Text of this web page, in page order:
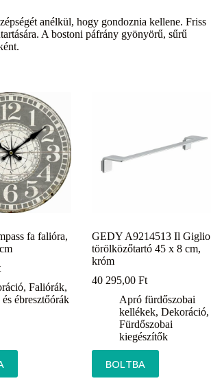
anélkül, hogy gondoznia kellene. Friss
A bostoni páfrány gyönyörű, sűrű
fa falióra,
,Faliórák,
ébresztőórák
GEDY A9214513 Il Giglio
törölközőtartó 45 x 8 cm,
króm
40 295,00Ft
Apró fürdőszobai
kellékek,Dekoráció,
Fürdőszobai
kiegészítők
BOLTBA